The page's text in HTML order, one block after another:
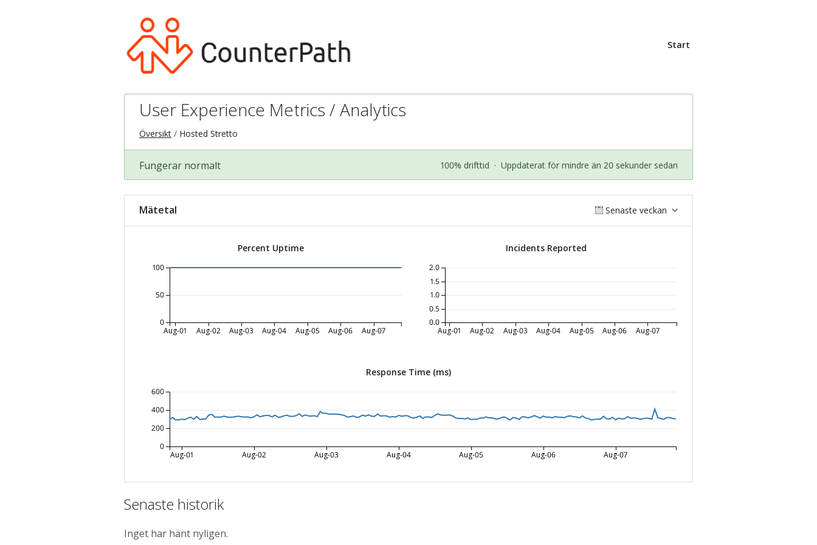
Start
User Experience Metrics / Analytics
Översikt Hosted Stretto
Fungerar normalt 100% drifttid · Uppdaterat för mindre än 20 sekunder sedan
Mätetal Senaste veckan
Percent Uptime
Aug-01 Aug-02 Aug-03 Aug-04 Aug-05 Aug-06 Aug-07
0
50
100
Incidents Reported
Aug-01 Aug-02 Aug-03 Aug-04 Aug-05 Aug-06 Aug-07
0.0
0.5
1.0
1.5
2.0
Response Time (ms)
Aug-01 Aug-02 Aug-03 Aug-04 Aug-05 Aug-06 Aug-07
0
200
400
600
Senaste historik
Inget har hänt nyligen.